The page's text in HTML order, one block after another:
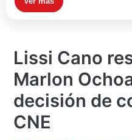
Lissi Cano
Marlon
decisión de
CNE